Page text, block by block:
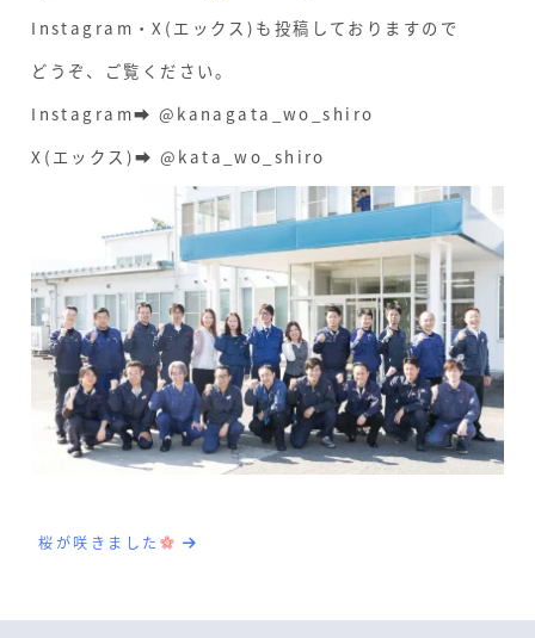
Instagram・X(エックス)も投稿しておりますので
どうぞ、ご覧ください。
Instagram➡ @kanagata_wo_shiro
X(エックス)➡ @kata_wo_shiro
桜が咲きました